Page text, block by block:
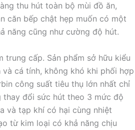
thu hút toàn bộ mùi đồ ăn,
căn bếp chật hẹp muốn có một
năng cũng như cường độ hút.
trung cấp. Sản phẩm sở hữu kiểu
cá tính, không khó khi phối hợp
công suất tiêu thụ lớn nhất chỉ
thay đổi sức hút theo 3 mức độ
và tạp khí có hại cùng nhiệt
từ kim loại có khả năng chịu